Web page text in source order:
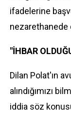
ifadelerine
nezarethanede
"İHBAR
Dilan Polat'ın
alındığımızı
iddia söz